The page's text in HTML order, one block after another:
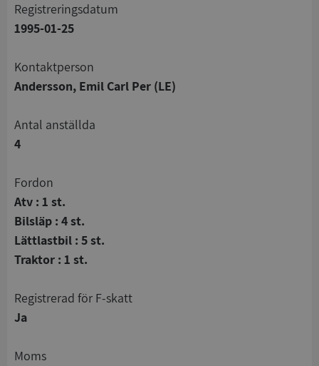
registreringsdatum
1995-01-25
Kontaktperson
Andersson, Emil Carl Per (LE)
Antal anställda
4
Fordon
Atv : 1 st.
Bilsläp : 4 st.
Lättlastbil : 5 st.
Traktor : 1 st.
registrerad för F-skatt
Ja
Moms